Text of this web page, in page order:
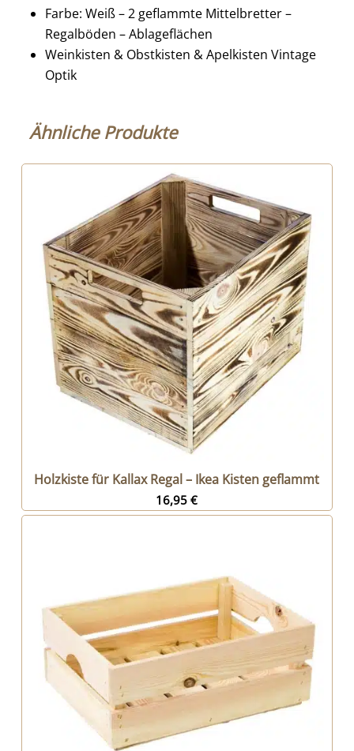
Farbe: Weiß – 2 geflammte Mittelbretter –
Regalböden – Ablageflächen
Weinkisten & Obstkisten & Apelkisten Vintage
Optik
Ähnliche Produkte
Holzkiste für Kallax Regal – Ikea Kisten geflammt
16,95€